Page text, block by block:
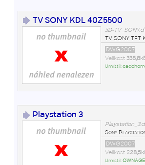
TV SONY KDL 40Z5500
3D-
TV SONY TFT
DWG2007
Velikost
Umístil:
Playstation 3
Sony
DWG2007
Velikost
Umístil: